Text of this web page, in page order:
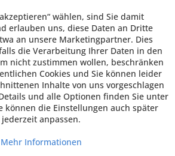
wählen, sind Sie damit
erlauben uns, diese Daten an Dritte
an unsere Marketingpartner. Dies
die Verarbeitung Ihrer Daten in den
nicht zustimmen wollen, beschränken
Cookies und Sie können leider
Inhalte von uns vorgeschlagen
und alle Optionen finden Sie unter
können die Einstellungen auch später
jederzeit anpassen.
Mehr Informationen